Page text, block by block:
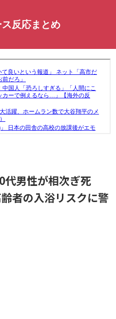
反応まとめ
男性が相次ぎ死
者の入浴リスクに警